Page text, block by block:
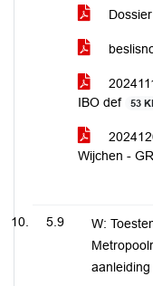
IBO def
53
Wijchen -
5.9
W: